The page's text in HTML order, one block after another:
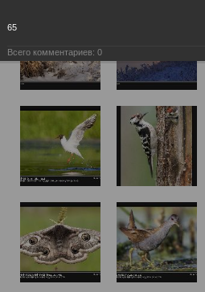
65
Всего комментариев: 0